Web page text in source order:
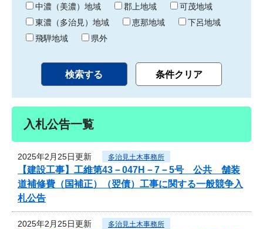
中濃（美濃）地域
郡上地域
可茂地域
東濃（多治見）地域
恵那地域
下呂地域
飛騨地域
県外
入札公告一覧
2025年2月25日更新 多治見土木事務所
【建設工事】工維第43－047H－7－5号 公共 舗装
道補修費（国補正）（翌債）工事に関する一般競争入
札公告
2025年2月25日更新 多治見土木事務所